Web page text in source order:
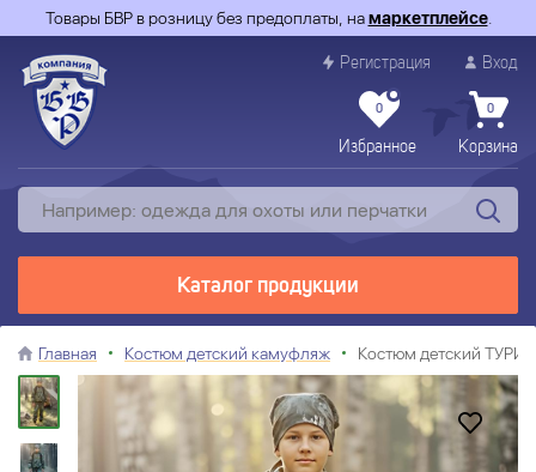
Товары БВР в розницу без предоплаты, намаркетплейсе.
Регистрация Вход
0
Избранное
0
Корзина
Каталог продукции
Главная Костюм детский камуфляж Костюм детский